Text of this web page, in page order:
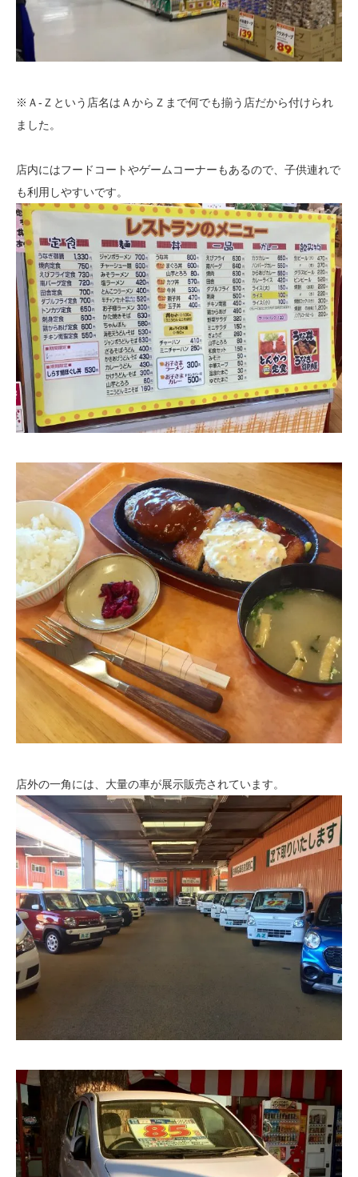
※Ａ-Ｚという店名はＡからＺまで何でも揃う店だから付けられ
ました。
店内にはフードコートやゲームコーナーもあるので、子供連れで
も利用しやすいです。
店外の一角には、大量の車が展示販売されています。